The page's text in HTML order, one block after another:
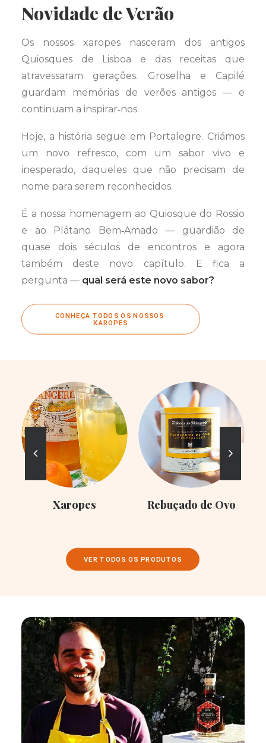
Novidade de Verão
Os nossos xaropes nasceram dos antigos
Quiosques de Lisboa e das receitas que
atravessaram gerações. Groselha e Capilé
guardam memórias de verões antigos — e
continuam a inspirar‑nos.
Hoje, a história segue em Portalegre. Criámos
um novo refresco, com um sabor vivo e
inesperado, daqueles que não precisam de
nome para serem reconhecidos.
É a nossa homenagem ao Quiosque do Rossio
e ao Plátano Bem‑Amado — guardião de
quase dois séculos de encontros e agora
também deste novo capítulo. E fica a
pergunta — qual será este novo sabor?
CONHEÇA TODOS OS NOSSOS
XAROPES
Xaropes Rebuçado de Ovo
VER TODOS OS PRODUTOS